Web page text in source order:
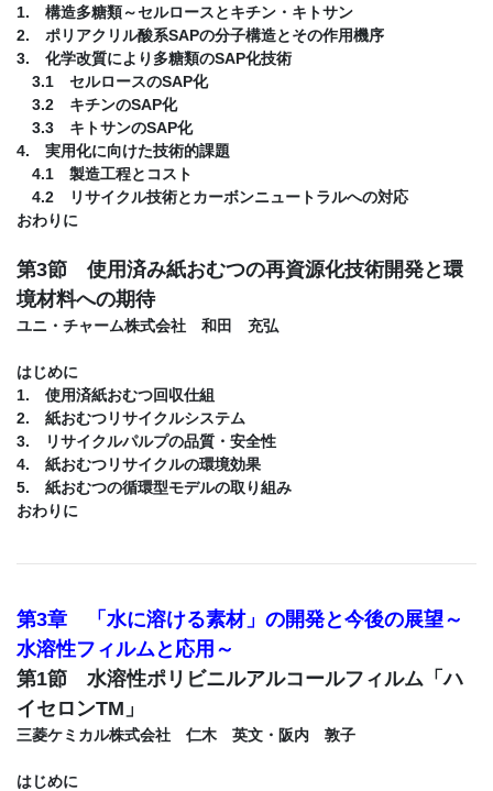
1. 構造多糖類～セルロースとキチン・キトサン
2. ポリアクリル酸系SAPの分子構造とその作用機序
3. 化学改質により多糖類のSAP化技術
3.1 セルロースのSAP化
3.2 キチンのSAP化
3.3 キトサンのSAP化
4. 実用化に向けた技術的課題
4.1 製造工程とコスト
4.2 リサイクル技術とカーボンニュートラルへの対応
おわりに
第3節 使用済み紙おむつの再資源化技術開発と環
境材料への期待
ユニ・チャーム株式会社 和田 充弘
はじめに
1. 使用済紙おむつ回収仕組
2. 紙おむつリサイクルシステム
3. リサイクルパルプの品質・安全性
4. 紙おむつリサイクルの環境効果
5. 紙おむつの循環型モデルの取り組み
おわりに
第3章 「水に溶ける素材」の開発と今後の展望～
水溶性フィルムと応用～
第1節 水溶性ポリビニルアルコールフィルム「ハ
イセロンTM」
三菱ケミカル株式会社 仁木 英文・阪内 敦子
はじめに